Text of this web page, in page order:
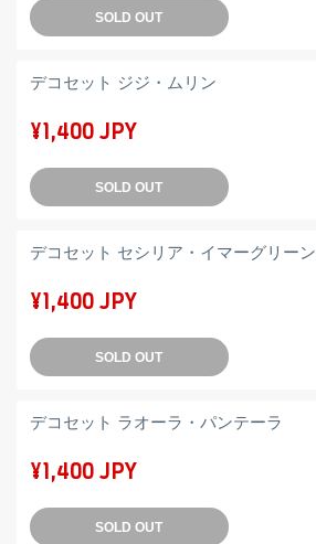
SOLD OUT
デコセット ジジ・ムリン
¥1,400 JPY
SOLD OUT
デコセット セシリア・イマーグリーン
¥1,400 JPY
SOLD OUT
デコセット ラオーラ・パンテーラ
¥1,400 JPY
SOLD OUT